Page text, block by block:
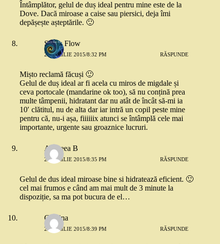
Întâmplător, gelul de duș ideal pentru mine este de la
Dove. Dacă miroase a caise sau piersici, deja îmi
depășește așteptările. 🙂
Snow Flow
23 APRILIE 2015/8:32 PM RĂSPUNDE
Mișto reclamă făcuși 🙂
Gelul de duș ideal ar fi acela cu miros de migdale și
ceva portocale (mandarine ok too), să nu conțină prea
multe tâmpenii, hidratant dar nu atât de încât să-mi ia
10′ clătitul, nu de alta dar iar intră un copil peste mine
pentru că, nu-i așa, fiiiiiix atunci se întâmplă cele mai
importante, urgente sau groaznice lucruri.
Andreea B
23 APRILIE 2015/8:35 PM RĂSPUNDE
Gelul de dus ideal miroase bine si hidratează eficient. 🙂
cel mai frumos e când am mai mult de 3 minute la
dispoziție, sa ma pot bucura de el…
Cristina
23 APRILIE 2015/8:39 PM RĂSPUNDE